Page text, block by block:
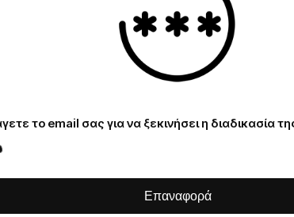
το email σας για να ξεκινήσει η διαδικασία